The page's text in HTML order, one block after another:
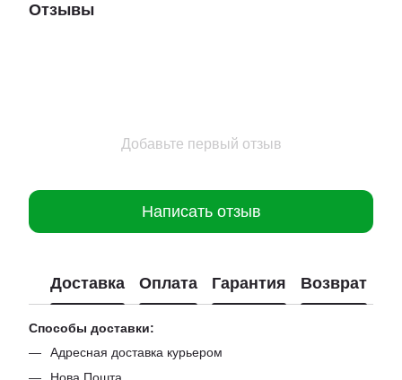
Отзывы
Добавьте первый отзыв
Написать отзыв
Доставка Оплата Гарантия Возврат
Способы доставки:
Адресная доставка курьером